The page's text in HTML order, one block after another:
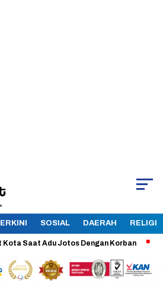
SOSIAL DAERAH RELIGI
Adu Jotos Dengan Korban Aman